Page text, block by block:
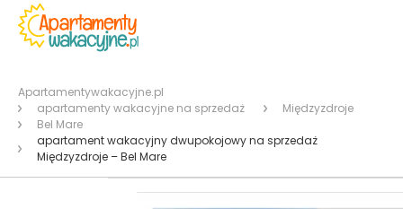
Apartamentywakacyjne.pl
apartamenty wakacyjne na sprzedaż
Międzyzdroje
Bel Mare
apartament wakacyjny dwupokojowy na sprzedaż
Międzyzdroje – Bel Mare